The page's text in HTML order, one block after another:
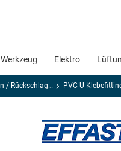
Werkzeug Elektro
Kugelhahn / Rückschlagventil / Absperrklappe PVC-U-